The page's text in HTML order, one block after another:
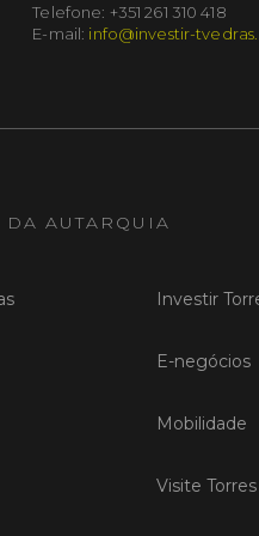
Telefone: +351 261 310 418
E-mail: info@investir-
DA AUTARQUIA
Investir
E-negócios
Mobilidade
Visite